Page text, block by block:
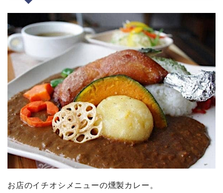
お店のイチオシメニューの燻製カレー。